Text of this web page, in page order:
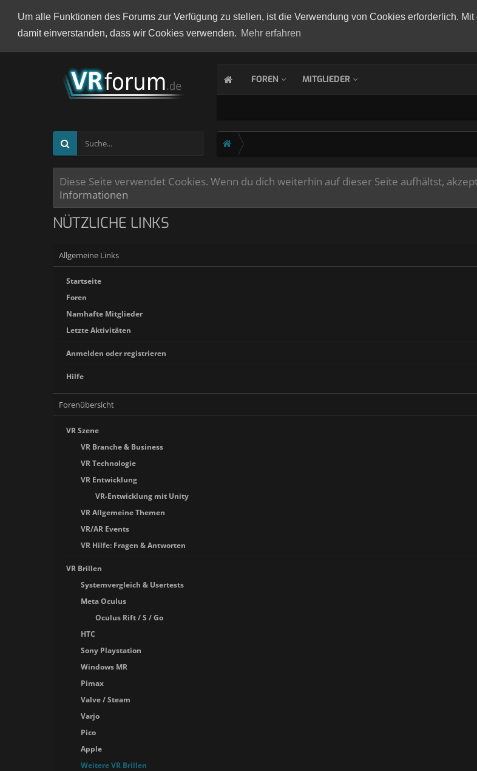
Um alle Funktionen des Forums zur Verfügung zu stellen, ist die Verwendung von Cookies erforderlich.
damit einverstanden, dass wir Cookies verwenden. Mehr erfahren
FOREN MITGLIEDER
Diese Seite verwendet Cookies. Wenn du dich weiterhin auf dieser Seite aufhältst,
Informationen
NÜTZLICHE LINKS
Allgemeine Links
Startseite
Foren
Namhafte Mitglieder
Letzte Aktivitäten
Anmelden oder registrieren
Hilfe
Forenübersicht
VR Szene
VR Branche & Business
VR Technologie
VR Entwicklung
VR-Entwicklung mit Unity
VR Allgemeine Themen
VR/AR Events
VR Hilfe: Fragen & Antworten
VR Brillen
Systemvergleich & Usertests
Meta Oculus
Oculus Rift / S / Go
HTC
Sony Playstation
Windows MR
Pimax
Valve / Steam
Varjo
Pico
Apple
Weitere VR Brillen